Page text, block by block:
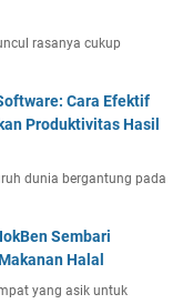
rasanya cukup
Cara Efektif
Produktivitas Hasil
dunia bergantung pada
Sembari
Halal
yang asik untuk